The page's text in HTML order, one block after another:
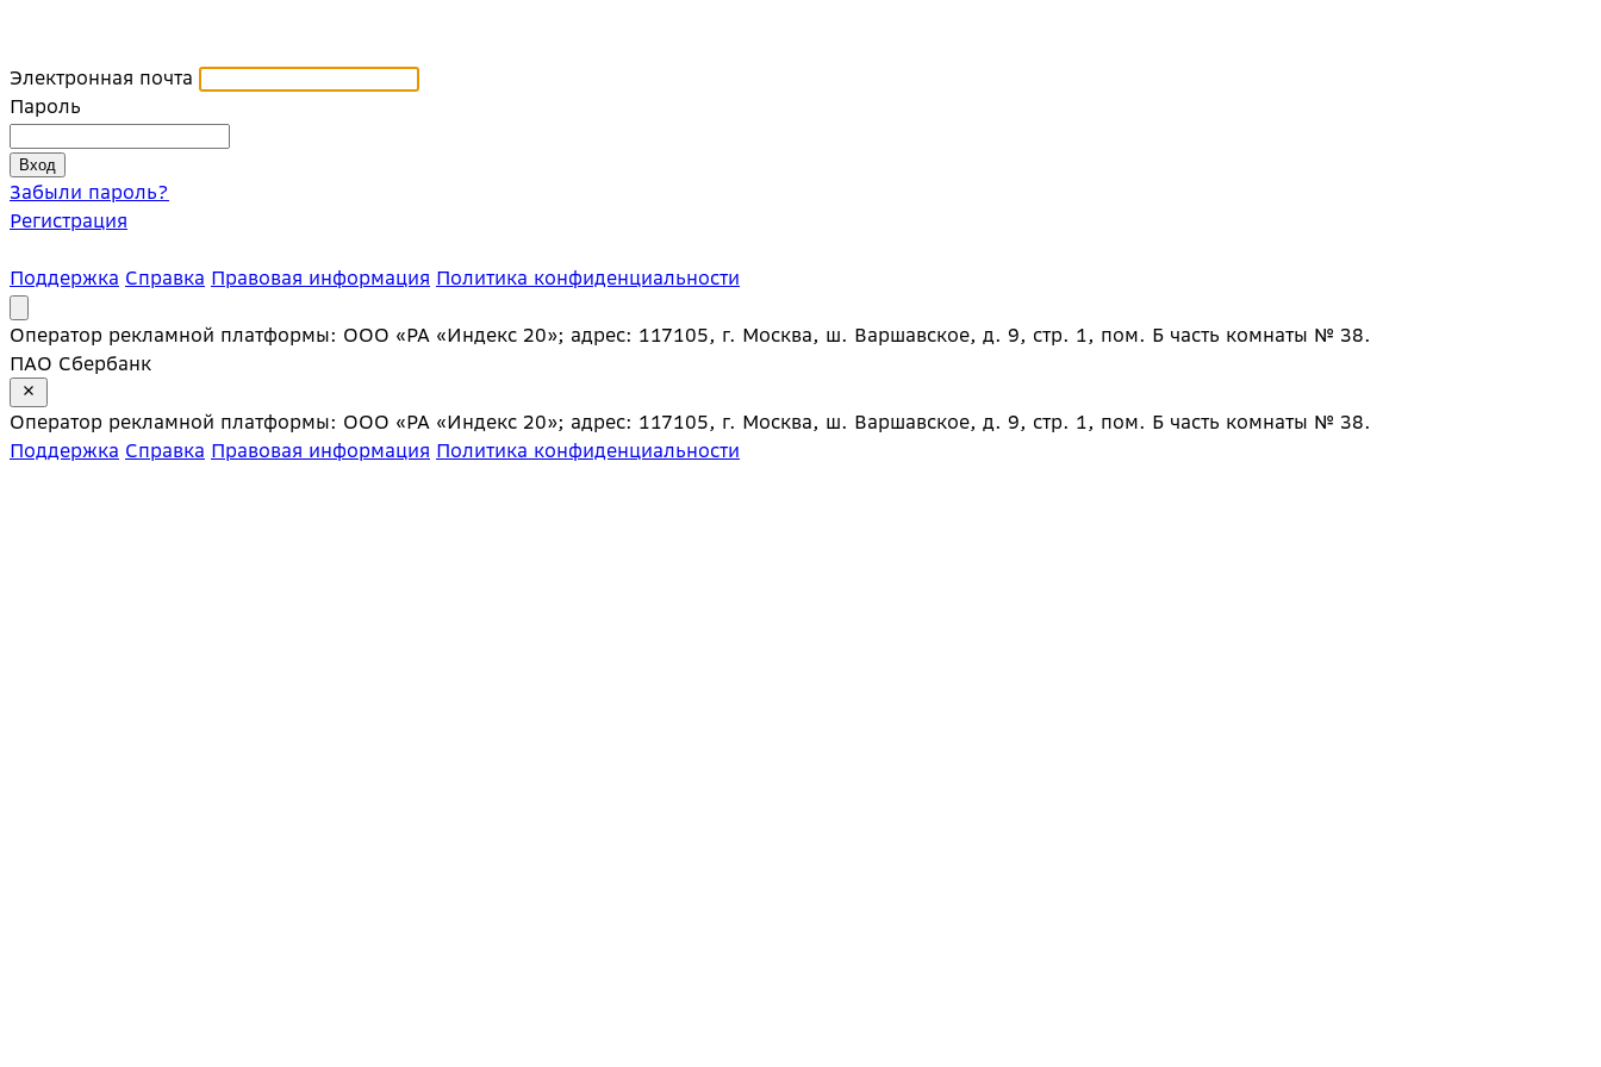
Электронная почта
Пароль
Забыли пароль?
Регистрация
Поддержка Справка Правовая информация Политика конфиденциальности
Оператор рекламной платформы: ООО «РА «Индекс 20»; адрес: 117105, г. Москва, ш. Варшавское, д. 9, стр. 1, пом. Б часть комнаты № 38.
ПАО Сбербанк
Оператор рекламной платформы: ООО «РА «Индекс 20»; адрес: 117105, г. Москва, ш. Варшавское, д. 9, стр. 1, пом. Б часть комнаты № 38.
Поддержка Справка Правовая информация Политика конфиденциальности